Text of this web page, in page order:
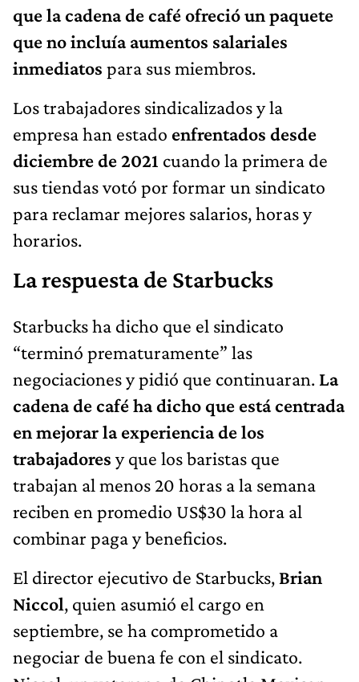
que la cadena de café ofreció un paquete
que no incluía aumentos salariales
inmediatos para sus miembros.
Los trabajadores sindicalizados y la
empresa han estado enfrentados desde
diciembre de 2021 cuando la primera de
sus tiendas votó por formar un sindicato
para reclamar mejores salarios, horas y
horarios.
La respuesta de Starbucks
Starbucks ha dicho que el sindicato
“terminó prematuramente” las
negociaciones y pidió que continuaran. La
cadena de café ha dicho que está centrada
en mejorar la experiencia de los
trabajadores y que los baristas que
trabajan al menos 20 horas a la semana
reciben en promedio US$30 la hora al
combinar paga y beneficios.
El director ejecutivo de Starbucks, Brian
Niccol, quien asumió el cargo en
septiembre, se ha comprometido a
negociar de buena fe con el sindicato.